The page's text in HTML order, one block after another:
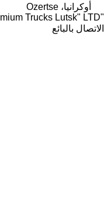
أوكرانيا، Ozertse
"Premium Trucks Lutsk" LTD
الاتصال بالبائع